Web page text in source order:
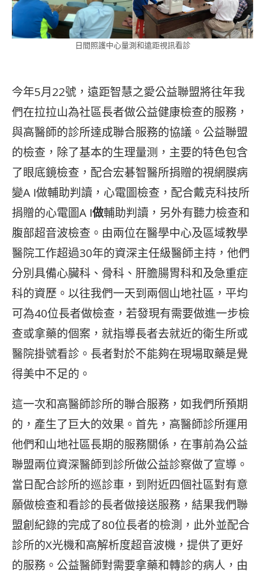
日間照護中心量測和遠距視訊看診
今年5月22號，遠距智慧之愛公益聯盟將往年我
們在拉拉山為社區長者做公益健康檢查的服務，
與高醫師的診所達成聯合服務的協議。公益聯盟
的檢查，除了基本的生理量测，主要的特色包含
了眼底鏡檢查，配合宏碁智醫所捐贈的視網膜病
變A I做輔助判讀，心電圖檢查，配合戴克科技所
捐贈的心電圖A I做輔助判讀，另外有聽力檢查和
腹部超音波檢查。由兩位在醫學中心及區域教學
醫院工作超過30年的資深主任級醫師主持，他們
分別具備心臟科、骨科、肝膽腸胃科和及急重症
科的資歷。以往我們一天到兩個山地社區，平均
可為40位長者做檢查，若發現有需要做進一步檢
查或拿藥的個案，就指導長者去就近的衛生所或
醫院掛號看診。長者對於不能夠在現場取藥是覺
得美中不足的。
這一次和高醫師診所的聯合服務，如我們所預期
的，產生了巨大的效果。首先，高醫師診所運用
他們和山地社區長期的服務關係，在事前為公益
聯盟兩位資深醫師到診所做公益診察做了宣導。
當日配合診所的巡診車，到附近四個社區對有意
願做檢查和看診的長者做接送服務，結果我們聯
盟創紀錄的完成了80位長者的檢測，此外並配合
診所的X光機和高解析度超音波機，提供了更好
的服務。公益醫師對需要拿藥和轉診的病人，由